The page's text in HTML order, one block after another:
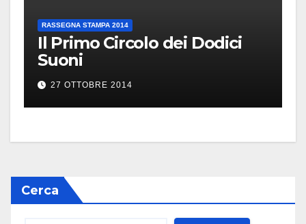
RASSEGNA STAMPA 2014
Il Primo Circolo dei Dodici
Suoni
27 OTTOBRE 2014
Cerca